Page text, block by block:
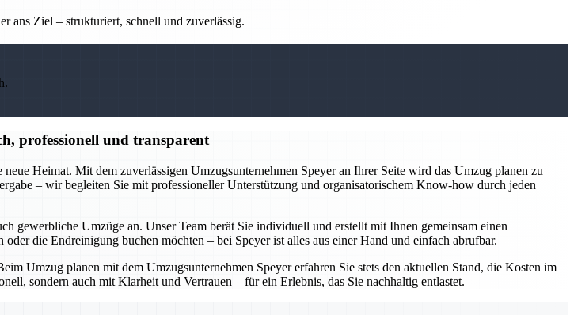
ans Ziel – strukturiert, schnell und zuverlässig.
professionell und transparent
Heimat. Mit dem zuverlässigen Umzugsunternehmen Speyer an Ihrer Seite wird das Umzug planen zu
– wir begleiten Sie mit professioneller Unterstützung und organisatorischem Know-how durch jeden
gewerbliche Umzüge an. Unser Team berät Sie individuell und erstellt mit Ihnen gemeinsam einen
die Endreinigung buchen möchten – bei Speyer ist alles aus einer Hand und einfach abrufbar.
Umzug planen mit dem Umzugsunternehmen Speyer erfahren Sie stets den aktuellen Stand, die Kosten im
sondern auch mit Klarheit und Vertrauen – für ein Erlebnis, das Sie nachhaltig entlastet.